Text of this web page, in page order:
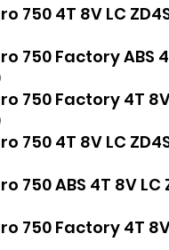
750 4T 8V LC
750 Factory ABS
750 Factory 4T 8V
750 4T 8V LC
750 ABS 4T 8V LC
750 Factory 4T 8V